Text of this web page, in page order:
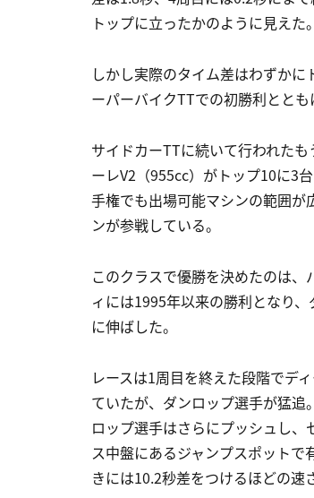
トップに立ったかのように見えた。
しかし実際のタイム差はわずか
ーパーバイクTTでの初勝利ととも
サイドカーTTに続いて行われた
ーレV2（955cc）がトップ10に3
手権でも出場可能マシンの範囲
ンが参戦している。
このクラスで優勝を決めたのは
ィには1995年以来の勝利となり
に伸ばした。
レースは1周目を終えた段階でデ
ていたが、ダンロップ選手が猛
ロップ選手はさらにプッシュし
ス中盤にあるジャンプスポット
きには10.2秒差をつけるほどの速